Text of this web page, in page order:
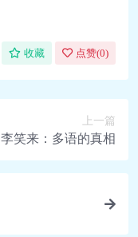
收藏 点赞(0)
上一篇
李笑来：多语的真相